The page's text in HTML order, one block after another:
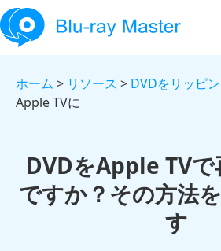
ホーム > リソース > DVDをリッピ
Apple TVに
DVDをApple TV
ですか？その方法
す